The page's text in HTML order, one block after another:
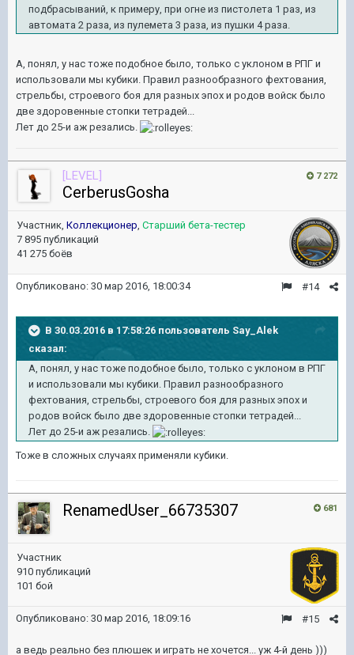
подбрасываний, к примеру, при огне из пистолета 1 раз, из
автомата 2 раза, из пулемета 3 раза, из пушки 4 раза.
А, понял, у нас тоже подобное было, только с уклоном в РПГ и
использовали мы кубики. Правил разнообразного фехтования,
стрельбы, строевого боя для разных эпох и родов войск было
две здоровенные стопки тетрадей...
Лет до 25-и аж резались.
7 272
[LEVEL]
CerberusGosha
Участник, Коллекционер, Старший бета-тестер
7 895 публикаций
41 275 боёв
#14
Опубликовано: 30 мар 2016, 18:00:34
В 30.03.2016 в 17:58:26 пользователь Say_Alek
сказал:
А, понял, у нас тоже подобное было, только с уклоном в РПГ
и использовали мы кубики. Правил разнообразного
фехтования, стрельбы, строевого боя для разных эпох и
родов войск было две здоровенные стопки тетрадей...
Лет до 25-и аж резались.
Тоже в сложных случаях применяли кубики.
681
RenamedUser_66735307
Участник
910 публикаций
101 бой
#15
Опубликовано: 30 мар 2016, 18:09:16
а ведь реально без плюшек и играть не хочется... уж 4-й день )))